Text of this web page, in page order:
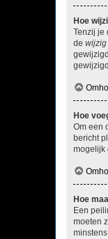
Hoe
Tenzij je
de wijzig
Hoe
Om een
bericht
mogelijk
Hoe
Een
moeten